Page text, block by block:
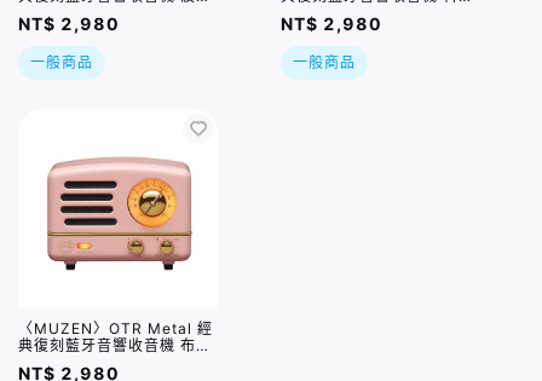
多紅
NT$ 2,980
一般商品
NT$ 2,980
一般商品
〈MUZEN〉OTR Metal 經
典復刻藍牙音響收音機 布德
利粉
NT$ 2,980